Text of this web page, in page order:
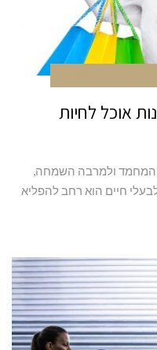
אוכל לחיות
המחמד ולמרבה השמחה,
חיים הוא רחב להפליא